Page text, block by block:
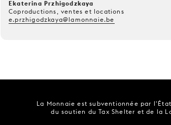
Ekaterina Przhigodzkaya
Coproductions, ventes et locations
e.przhigodzkaya@lamonnaie.be
La Monnaie est subventionnée par
du soutien du Tax Shelter et de la